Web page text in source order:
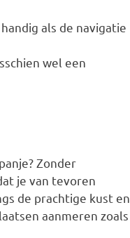
als de navigatie
wel een
Zonder
je van tevoren
de prachtige kust en
aanmeren zoals